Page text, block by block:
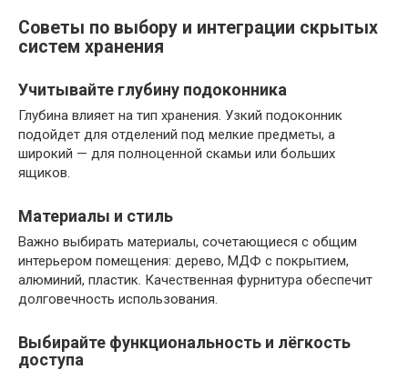
Советы по выбору и интеграции скрытых
систем хранения
Учитывайте глубину подоконника
Глубина влияет на тип хранения. Узкий подоконник
подойдет для отделений под мелкие предметы, а
широкий — для полноценной скамьи или больших
ящиков.
Материалы и стиль
Важно выбирать материалы, сочетающиеся с общим
интерьером помещения: дерево, МДФ с покрытием,
алюминий, пластик. Качественная фурнитура обеспечит
долговечность использования.
Выбирайте функциональность и лёгкость
доступа